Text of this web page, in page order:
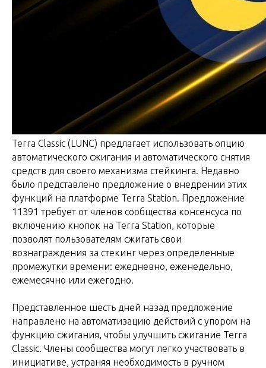
Terra Classic (LUNC) предлагает использовать опцию
автоматического сжигания и автоматического снятия
средств для своего механизма стейкинга. Недавно
было представлено предложение о внедрении этих
функций на платформе Terra Station. Предложение
11391 требует от членов сообщества консенсуса по
включению кнопок на Terra Station, которые
позволят пользователям сжигать свои
вознаграждения за стекинг через определенные
промежутки времени: ежедневно, еженедельно,
ежемесячно или ежегодно.
Представленное шесть дней назад предложение
направлено на автоматизацию действий с упором на
функцию сжигания, чтобы улучшить сжигание Terra
Classic. Члены сообщества могут легко участвовать в
инициативе, устраняя необходимость в ручном